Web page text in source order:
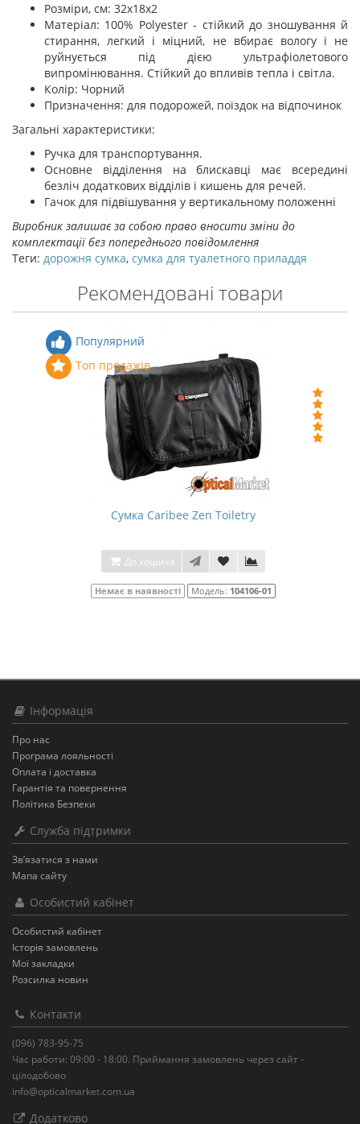
Розміри, см: 32x18x2
Матеріал: 100% Polyester - стійкий до зношування й
стирання, легкий і міцний, не вбирає вологу і не
руйнується під дією ультрафіолетового
випромінювання. Стійкий до впливів тепла і світла.
Колір: Чорний
Призначення: для подорожей, поїздок на відпочинок
Загальні характеристики:
Ручка для транспортування.
Основне відділення на блискавці має всередині
безліч додаткових відділів і кишень для речей.
Гачок для підвішування у вертикальному положенні
Виробник залишає за собою право вносити зміни до
комплектації без попереднього повідомлення
Теги: дорожня сумка, сумка для туалетного приладдя
Рекомендовані товари
Популярний
Топ продажів
Сумка Caribee Zen Toiletry
До кошика
Немає в наявності Модель: 104106-01
Інформація
Про нас
Програма лояльності
Оплата і доставка
Гарантія та повернення
Політика Безпеки
Служба підтримки
Зв’язатися з нами
Мапа сайту
Особистий кабінет
Особистий кабінет
Історія замовлень
Мої закладки
Розсилка новин
Контакти
(096) 783-95-75
Час работи: 09:00 - 18:00. Приймання замовлень через сайт -
цілодобово
info@opticalmarket.com.ua
Додатково